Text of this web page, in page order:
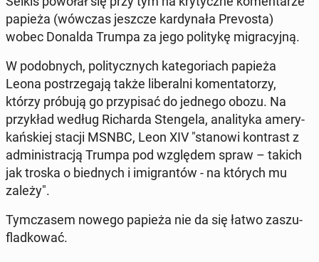
papieża (wówczas jeszcze kar­dy­na­ła Pre­vo­sta)
wobec Donalda Trumpa za jego po­li­ty­kę mi­gra­cyj­ną.
W po­dob­nych, po­li­tycz­nych ka­te­go­riach papieża
Leona po­strze­ga­ją także li­be­ral­ni ko­men­ta­to­rzy,
którzy próbują go przy­pi­sać do jednego obozu. Na
przy­kład według Ri­char­da Sten­ge­la, ana­li­ty­ka ame­ry­
kań­skiej stacji MSNBC, Leon XIV "stanowi kon­trast z
ad­mi­ni­stra­cją Trumpa pod wzglę­dem spraw – takich
jak troska o bied­nych i imi­gran­tów - na których mu
zależy".
Tym­cza­sem nowego papieża nie da się łatwo za­szu­
flad­ko­wać.